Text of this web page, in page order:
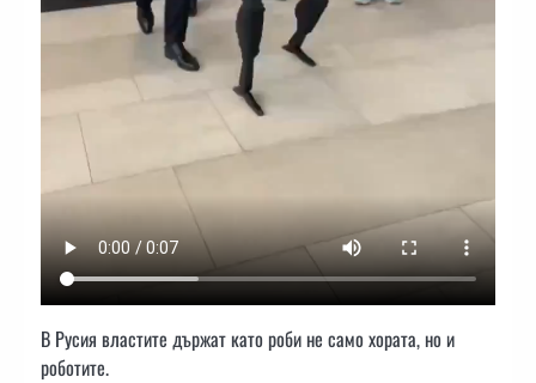
В Русия властите държат като роби не само хората, но и
роботите.